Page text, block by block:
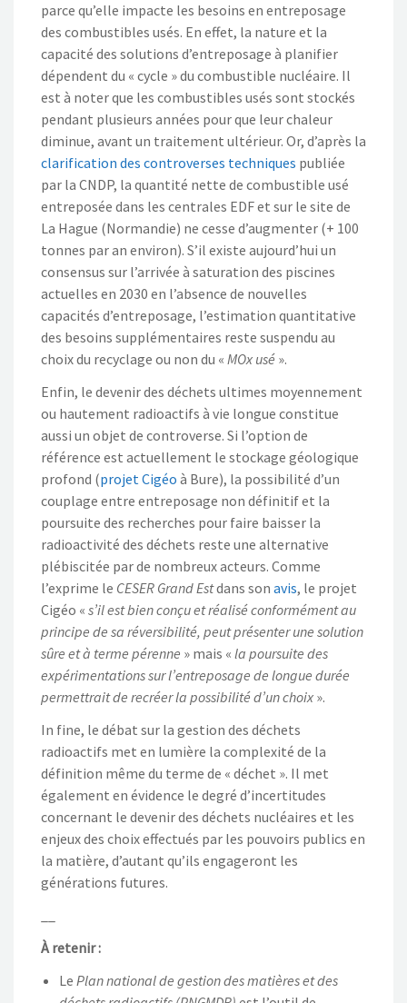
parce qu’elle impacte les besoins en entreposage
des combustibles usés. En effet, la nature et la
capacité des solutions d’entreposage à planifier
dépendent du « cycle » du combustible nucléaire. Il
est à noter que les combustibles usés sont stockés
pendant plusieurs années pour que leur chaleur
diminue, avant un traitement ultérieur. Or, d’après la
clarification des controverses techniques publiée
par la CNDP, la quantité nette de combustible usé
entreposée dans les centrales EDF et sur le site de
La Hague (Normandie) ne cesse d’augmenter (+ 100
tonnes par an environ). S’il existe aujourd’hui un
consensus sur l’arrivée à saturation des piscines
actuelles en 2030 en l’absence de nouvelles
capacités d’entreposage, l’estimation quantitative
des besoins supplémentaires reste suspendu au
choix du recyclage ou non du « MOx usé ».
Enfin, le devenir des déchets ultimes moyennement
ou hautement radioactifs à vie longue constitue
aussi un objet de controverse. Si l’option de
référence est actuellement le stockage géologique
profond (projet Cigéo à Bure), la possibilité d’un
couplage entre entreposage non définitif et la
poursuite des recherches pour faire baisser la
radioactivité des déchets reste une alternative
plébiscitée par de nombreux acteurs. Comme
l’exprime le CESER Grand Estdans son avis, le projet
Cigéo « s’il est bien conçu et réalisé conformément au
principe de sa réversibilité, peut présenter une solution
sûre et à terme pérenne » mais « la poursuite des
expérimentations sur l’entreposage de longue durée
permettrait de recréer la possibilité d’un choix ».
In fine, le débat sur la gestion des déchets
radioactifs met en lumière la complexité de la
définition même du terme de « déchet ». Il met
également en évidence le degré d’incertitudes
concernant le devenir des déchets nucléaires et les
enjeux des choix effectués par les pouvoirs publics en
la matière, d’autant qu’ils engageront les
générations futures.
À retenir :
Le Plan national de gestion des matières et des